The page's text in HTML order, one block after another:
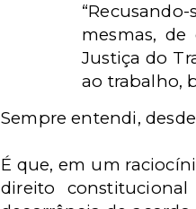
mesmas,
Justiça do
ao trabalho,
Sempre entendi,
É que, em um
direito